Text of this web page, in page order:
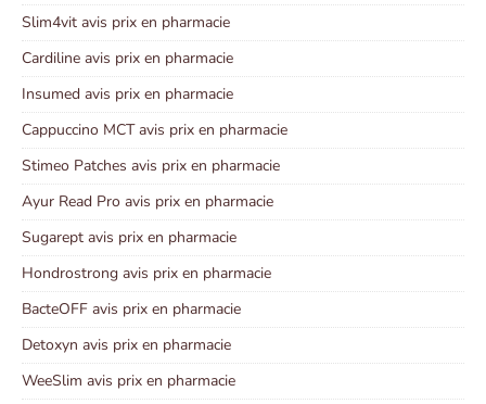
Slim4vit avis prix en pharmacie
Cardiline avis prix en pharmacie
Insumed avis prix en pharmacie
Cappuccino MCT avis prix en pharmacie
Stimeo Patches avis prix en pharmacie
Ayur Read Pro avis prix en pharmacie
Sugarept avis prix en pharmacie
Hondrostrong avis prix en pharmacie
BacteOFF avis prix en pharmacie
Detoxyn avis prix en pharmacie
WeeSlim avis prix en pharmacie